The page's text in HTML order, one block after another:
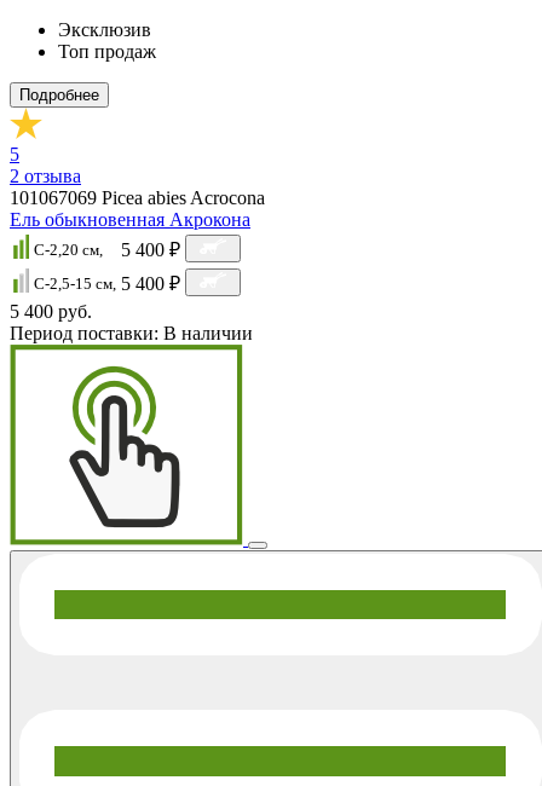
Эксклюзив
Топ продаж
Подробнее
5
2 отзыва
101067069 Picea abies Acrocona
Ель обыкновенная Акрокона
C-2,20 cм, 5 400 ₽
C-2,5-15 cм, 5 400 ₽
5 400 руб.
Период поставки: В наличии